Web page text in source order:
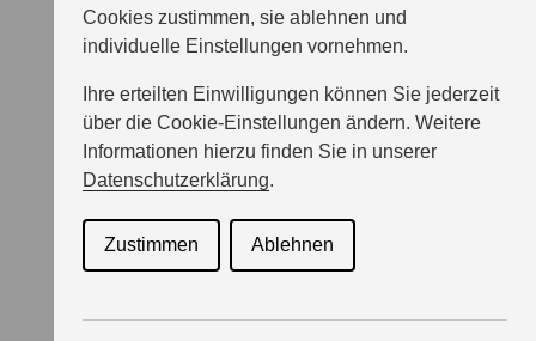
Cookies zustimmen, sie ablehnen und
individuelle Einstellungen vornehmen.
Ihre erteilten Einwilligungen können Sie jederzeit
über die Cookie-Einstellungen ändern. Weitere
Informationen hierzu finden Sie in unserer
Datenschutzerklärung.
Zustimmen Ablehnen